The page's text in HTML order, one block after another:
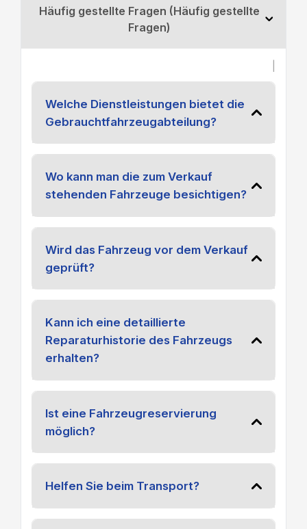
Häufig gestellte Fragen (Häufig gestellte
Fragen)
Welche Dienstleistungen bietet die
Gebrauchtfahrzeugabteilung?
Wo kann man die zum Verkauf
stehenden Fahrzeuge besichtigen?
Wird das Fahrzeug vor dem Verkauf
geprüft?
Kann ich eine detaillierte
Reparaturhistorie des Fahrzeugs
erhalten?
Ist eine Fahrzeugreservierung
möglich?
Helfen Sie beim Transport?